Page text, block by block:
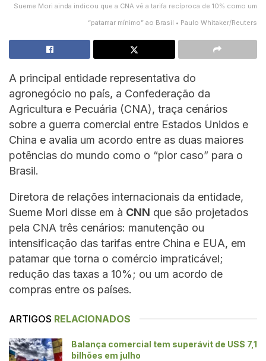
Sueme Mori ainda indicou que a CNA vê a tarifa recíproca de 10% como um
“patamar mínimo” ao Brasil • Paulo Whitaker/Reuters
A principal entidade representativa do
agronegócio no país, a Confederação da
Agricultura e Pecuária (CNA), traça cenários
sobre a guerra comercial entre Estados Unidos e
China e avalia um acordo entre as duas maiores
potências do mundo como o “pior caso” para o
Brasil.
Diretora de relações internacionais da entidade,
Sueme Mori disse em à CNN que são projetados
pela CNA três cenários: manutenção ou
intensificação das tarifas entre China e EUA, em
patamar que torna o comércio impraticável;
redução das taxas a 10%; ou um acordo de
compras entre os países.
ARTIGOS RELACIONADOS
Balança comercial tem superávit de US$ 7,1
bilhões em julho